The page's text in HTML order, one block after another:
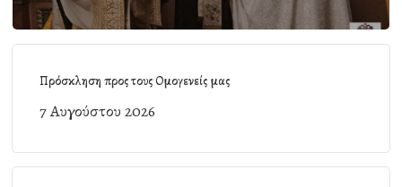
Πρόσκληση προς τους Ομογενείς μας
7 Αυγούστου 2026